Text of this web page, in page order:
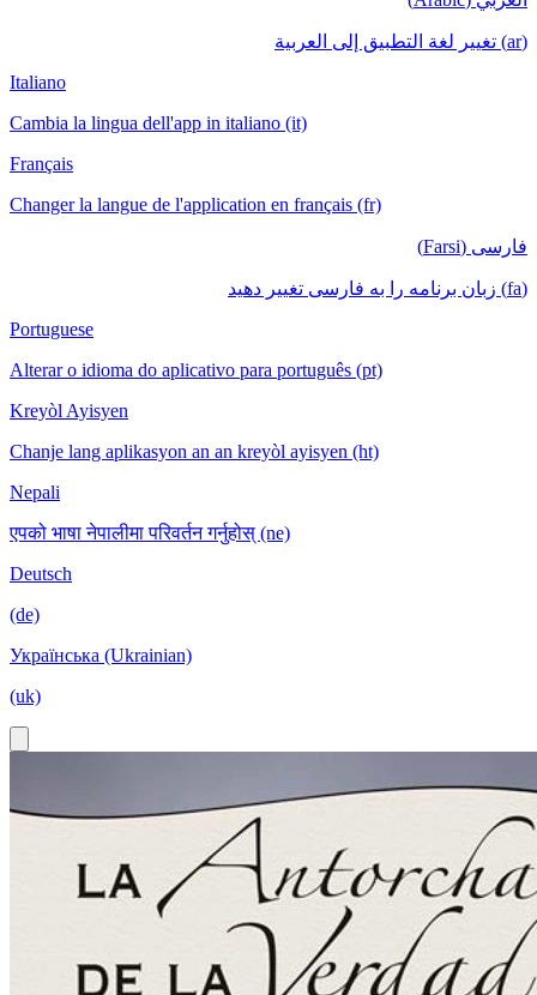
(ar) تغيير لغة التطبيق إلى العربية
Italiano
Cambia la lingua dell'app in italiano (it)
Français
Changer la langue de l'application en français (fr)
فارسی (Farsi)
(fa) زبان برنامه را به فارسی تغییر دهید
Portuguese
Alterar o idioma do aplicativo para português (pt)
Kreyòl Ayisyen
Chanje lang aplikasyon an an kreyòl ayisyen (ht)
Nepali
एपको भाषा नेपालीमा परिवर्तन गर्नुहोस् (ne)
Deutsch
(de)
Українська (Ukrainian)
(uk)